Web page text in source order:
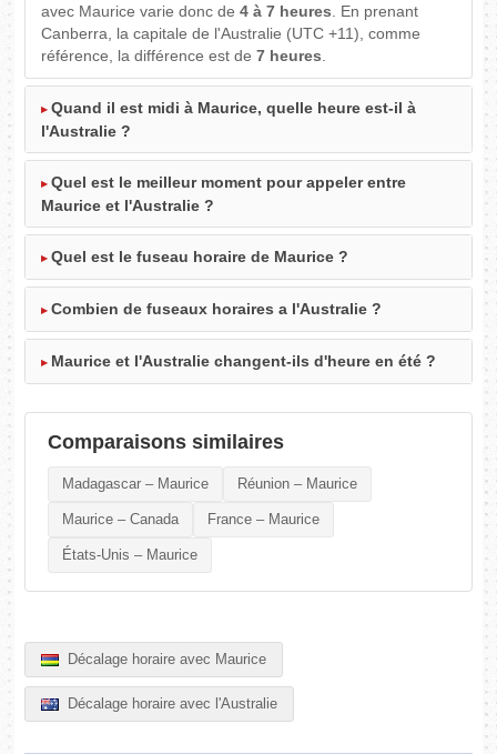
avec Maurice varie donc de4 à 7 heures. En prenant
Canberra, la capitale de l'Australie (UTC +11), comme
référence, la différence est de7 heures.
Quand il est midi à Maurice, quelle heure est-il à
l'Australie ?
Quel est le meilleur moment pour appeler entre
Maurice et l'Australie ?
Quel est le fuseau horaire de Maurice ?
Combien de fuseaux horaires a l'Australie ?
Maurice et l'Australie changent-ils d'heure en été ?
Comparaisons similaires
Madagascar – Maurice Réunion – Maurice
Maurice – Canada France – Maurice
États-Unis – Maurice
Décalage horaire avec Maurice
Décalage horaire avec l'Australie